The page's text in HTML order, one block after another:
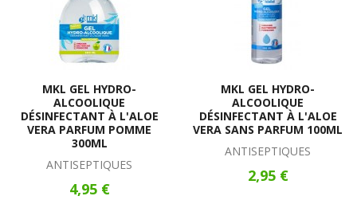
MKL GEL HYDRO-
ALCOOLIQUE
DÉSINFECTANT À L'ALOE
VERA PARFUM POMME
300ML
ANTISEPTIQUES
4,95 €
MKL GEL HYDRO-
ALCOOLIQUE
DÉSINFECTANT À L'ALOE
VERA SANS PARFUM 100ML
ANTISEPTIQUES
2,95 €